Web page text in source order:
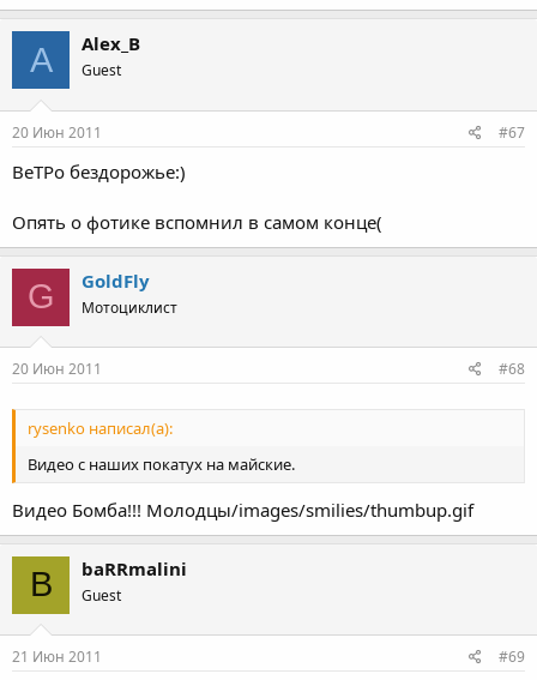
A Alex_B
Guest
20 Июн 2011 #67
ВеТРо бездорожье:)
Опять о фотике вспомнил в самом конце(
G GoldFly
Мотоциклист
20 Июн 2011 #68
rysenko написал(а):
Видео с наших покатух на майские.
Видео Бомба!!! Молодцы/images/smilies/thumbup.gif
B baRRmalini
Guest
21 Июн 2011 #69